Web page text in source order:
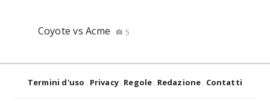
Coyote vs Acme 5
Termini d'uso Privacy Regole Redazione Contatti